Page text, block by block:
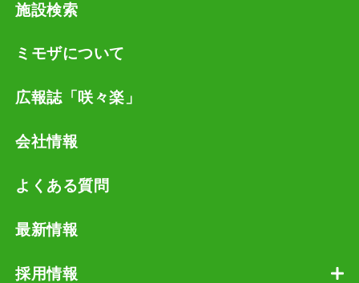
施設検索
ミモザについて
広報誌「咲々楽」
会社情報
よくある質問
最新情報
採用情報